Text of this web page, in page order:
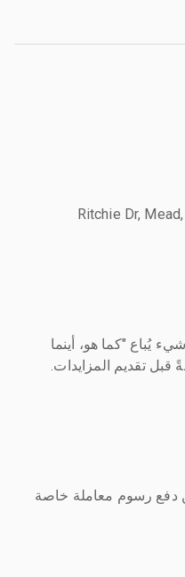
يُباع "كما هو، أينما
قبل تقديم المزايدات.
دفع رسوم معاملة خاصة